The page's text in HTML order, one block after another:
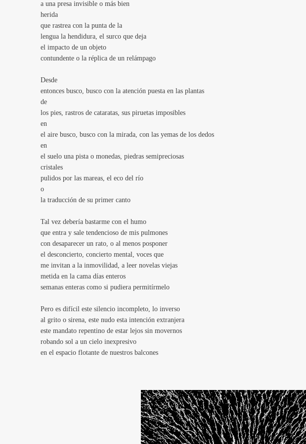
a una presa invisible o más bien
herida
que rastrea con la punta de la
lengua la hendidura, el surco que deja
el impacto de un objeto
contundente o la réplica de un relámpago
Desde
entonces busco, busco con la atención puesta en las plantas
de
los pies, rastros de cataratas, sus piruetas imposibles
en
el aire busco, busco con la mirada, con las yemas de los dedos
en
el suelo una pista o monedas, piedras semipreciosas
cristales
pulidos por las mareas, el eco del río
o
la traducción de su primer canto
Tal vez debería bastarme con el humo
que entra y sale tendencioso de mis pulmones
con desaparecer un rato, o al menos posponer
el desconcierto, concierto mental, voces que
me invitan a la inmovilidad, a leer novelas viejas
metida en la cama días enteros
semanas enteras como si pudiera permitírmelo
Pero es difícil este silencio incompleto, lo inverso
al grito o sirena, este nudo esta intención extranjera
este mandato repentino de estar lejos sin movernos
robando sol a un cielo inexpresivo
en el espacio flotante de nuestros balcones